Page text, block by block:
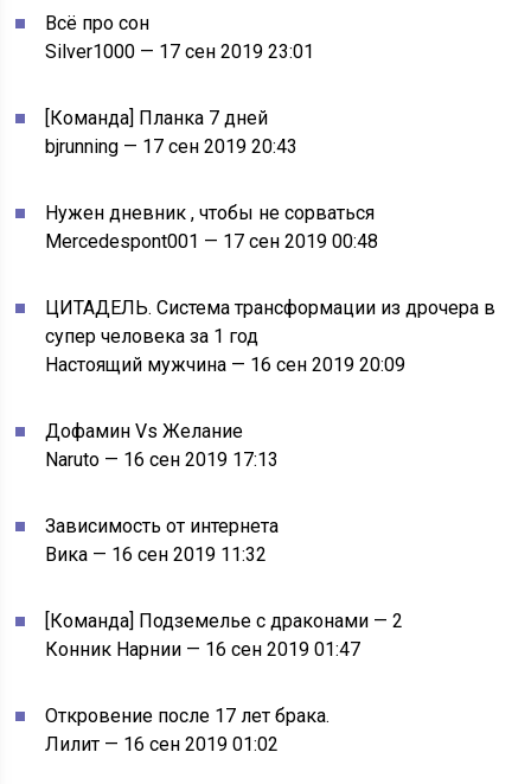
Всё про сон
Silver1000 — 17 сен 2019 23:01
[Команда] Планка 7 дней
bjrunning — 17 сен 2019 20:43
Нужен дневник , чтобы не сорваться
Mercedespont001 — 17 сен 2019 00:48
ЦИТАДЕЛЬ. Система трансформации из дрочера в
супер человека за 1 год
Настоящий мужчина — 16 сен 2019 20:09
Дофамин Vs Желание
Naruto — 16 сен 2019 17:13
Зависимость от интернета
Вика — 16 сен 2019 11:32
[Команда] Подземелье с драконами — 2
Конник Нарнии — 16 сен 2019 01:47
Откровение после 17 лет брака.
Лилит — 16 сен 2019 01:02